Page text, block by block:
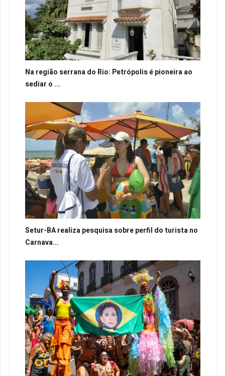
Na região serrana do Rio: Petrópolis é pioneira ao
sediar o ...
Setur-BA realiza pesquisa sobre perfil do turista no
Carnava...